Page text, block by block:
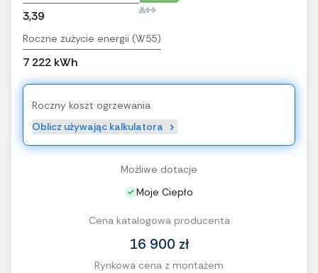
3,39 A++
Roczne zużycie energii (W55)
7 222 kWh
Roczny koszt ogrzewania
Oblicz używając kalkulatora
Możliwe dotacje
Moje Ciepło
Cena katalogowa producenta
16 900 zł
Rynkowa cena z montażem